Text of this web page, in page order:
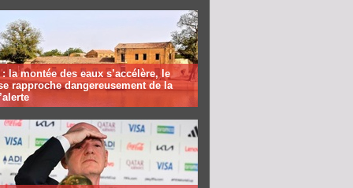
la montée des eaux s’accélère, le
rapproche dangereusement de la